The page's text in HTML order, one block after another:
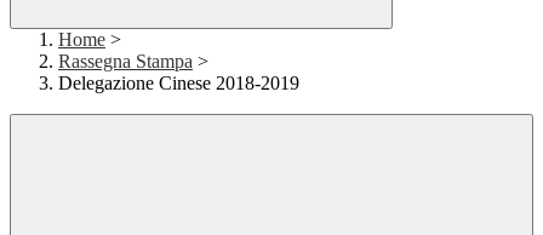
Home >
Rassegna Stampa >
Delegazione Cinese 2018-2019